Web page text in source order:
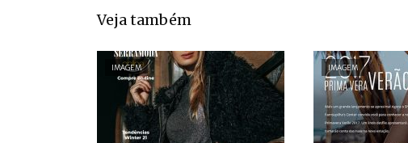
Veja também
IMAGEM IMAGEM